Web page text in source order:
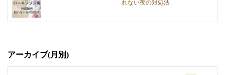
れない夜の対処法
アーカイブ(月別)